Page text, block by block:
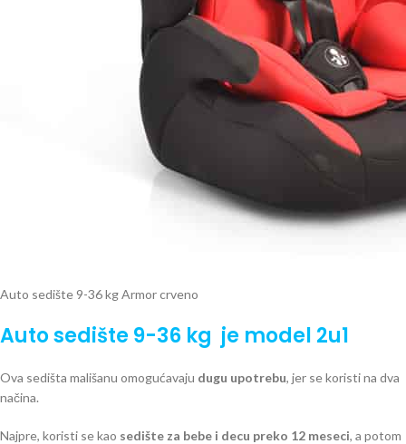
Auto sedište 9-36 kg Armor crveno
Auto sedište 9-36 kg je model 2u1
Ova sedišta mališanu omogućavaju dugu upotrebu, jer se koristi na dva
načina.
Najpre, koristi se kao sedište za bebe i decu preko 12 meseci, a potom